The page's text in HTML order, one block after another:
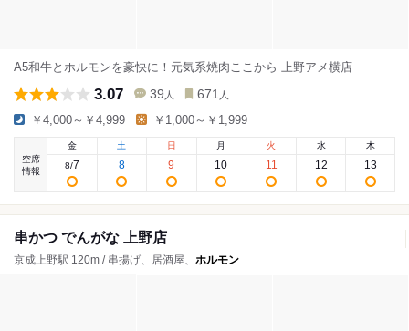
A5和牛とホルモンを豪快に！元気系焼肉ここから 上野アメ横店
3.07 39 人 671 人
￥4,000～￥4,999 ￥1,000～￥1,999
空席
情報
金
8/7
土
8
日
9
月
10
火
11
水
12
木
13
串かつ でんがな 上野店
京成上野駅 120m / 串揚げ、居酒屋、 ホルモン